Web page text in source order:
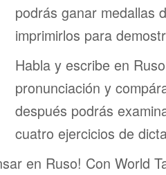
podrás ganar medallas
imprimirlos para
Habla y escribe en
pronunciación y
después podrás
cuatro ejercicios de
en Ruso! Con World